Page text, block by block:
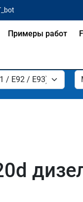
Примеры работ